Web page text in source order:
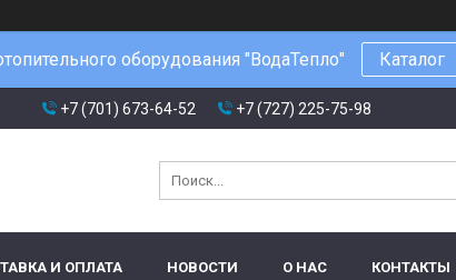
оборудования "ВодаТепло" Каталог
+7 (701) 673-64-52 +7 (727) 225-75-98
И ОПЛАТА НОВОСТИ О НАС КОНТАКТЫ